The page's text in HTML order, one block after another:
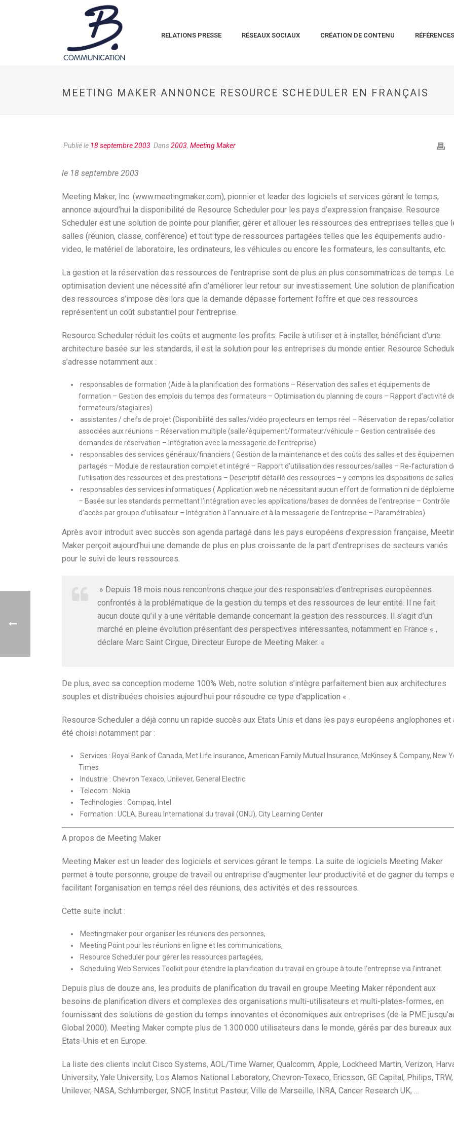
RELATIONS PRESSE RÉSEAUX SOCIAUX CRÉATION DE CONTENU RÉFÉRENCES
MEETING MAKER ANNONCE RESOURCE SCHEDULER EN FRANÇAIS
Publié le 18 septembre 2003 Dans2003, Meeting Maker
le 18 septembre 2003
Meeting Maker, Inc. (www.meetingmaker.com), pionnier et leader des logiciels et services gérant le temps,
annonce aujourd’hui la disponibilité de Resource Scheduler pour les pays d’expression française. Resource
Scheduler est une solution de pointe pour planifier, gérer et allouer les ressources des entreprises telles que
salles (réunion, classe, conférence) et tout type de ressources partagées telles que les équipements audio-
video, le matériel de laboratoire, les ordinateurs, les véhicules ou encore les formateurs, les consultants, etc.
La gestion et la réservation des ressources de l’entreprise sont de plus en plus consommatrices de temps.
optimisation devient une nécessité afin d’améliorer leur retour sur investissement. Une solution de planification
des ressources s’impose dès lors que la demande dépasse fortement l’offre et que ces ressources
représentent un coût substantiel pour l’entreprise.
Resource Scheduler réduit les coûts et augmente les profits. Facile à utiliser et à installer, bénéficiant d’une
architecture basée sur les standards, il est la solution pour les entreprises du monde entier. Resource
s’adresse notamment aux :
responsables de formation (Aide à la planification des formations – Réservation des salles et équipements de
formation – Gestion des emplois du temps des formateurs – Optimisation du planning de cours – Rapport d’activité
formateurs/stagiaires)
assistantes / chefs de projet (Disponibilité des salles/vidéo projecteurs en temps réel – Réservation de repas/
associées aux réunions – Réservation multiple (salle/équipement/formateur/véhicule – Gestion centralisée des
demandes de réservation – Intégration avec la messagerie de l’entreprise)
responsables des services généraux/financiers ( Gestion de la maintenance et des coûts des salles et des
partagés – Module de restauration complet et intégré – Rapport d’utilisation des ressources/salles – Re-facturation
l’utilisation des ressources et des prestations – Descriptif détaillé des ressources – y compris les dispositions de
responsables des services informatiques ( Application web ne nécessitant aucun effort de formation ni de
– Basée sur les standards permettant l’intégration avec les applications/bases de données de l’entreprise – Contrôle
d’accès par groupe d’utilisateur – Intégration à l’annuaire et à la messagerie de l’entreprise – Paramétrables)
Après avoir introduit avec succès son agenda partagé dans les pays européens d’expression française,
Maker perçoit aujourd’hui une demande de plus en plus croissante de la part d’entreprises de secteurs variés
pour le suivi de leurs ressources.
» Depuis 18 mois nous rencontrons chaque jour des responsables d’entreprises européennes
confrontés à la problématique de la gestion du temps et des ressources de leur entité. Il ne fait
aucun doute qu’il y a une véritable demande concernant la gestion des ressources. Il s’agit d’un
marché en pleine évolution présentant des perspectives intéressantes, notamment en France « ,
déclare Marc Saint Cirgue, Directeur Europe de Meeting Maker. «
De plus, avec sa conception moderne 100% Web, notre solution s’intègre parfaitement bien aux architectures
souples et distribuées choisies aujourd’hui pour résoudre ce type d’application « .
Resource Scheduler a déjà connu un rapide succès aux Etats Unis et dans les pays européens anglophones et
été choisi notamment par :
Services : Royal Bank of Canada, Met Life Insurance, American Family Mutual Insurance, McKinsey & Company, New
Times
Industrie : Chevron Texaco, Unilever, General Electric
Telecom : Nokia
Technologies : Compaq, Intel
Formation : UCLA, Bureau International du travail (ONU), City Learning Center
A propos de Meeting Maker
Meeting Maker est un leader des logiciels et services gérant le temps. La suite de logiciels Meeting Maker
permet à toute personne, groupe de travail ou entreprise d’augmenter leur productivité et de gagner du temps
facilitant l’organisation en temps réel des réunions, des activités et des ressources.
Cette suite inclut :
Meetingmaker pour organiser les réunions des personnes,
Meeting Point pour les réunions en ligne et les communications,
Resource Scheduler pour gérer les ressources partagées,
Scheduling Web Services Toolkit pour étendre la planification du travail en groupe à toute l’entreprise via l’intranet.
Depuis plus de douze ans, les produits de planification du travail en groupe Meeting Maker répondent aux
besoins de planification divers et complexes des organisations multi-utilisateurs et multi-plates-formes, en
fournissant des solutions de gestion du temps innovantes et économiques aux entreprises (de la PME
Global 2000). Meeting Maker compte plus de 1.300.000 utilisateurs dans le monde, gérés par des bureaux aux
Etats-Unis et en Europe.
La liste des clients inclut Cisco Systems, AOL/Time Warner, Qualcomm, Apple, Lockheed Martin, Verizon,
University, Yale University, Los Alamos National Laboratory, Chevron-Texaco, Ericsson, GE Capital, Philips, TRW,
Unilever, NASA, Schlumberger, SNCF, Institut Pasteur, Ville de Marseille, INRA, Cancer Research UK, …